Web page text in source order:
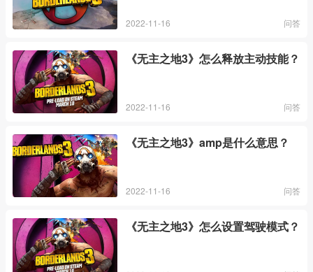
2022-11-16 问答
《无主之地3》怎么释放主动技能？
2022-11-16 问答
《无主之地3》amp是什么意思？
2022-11-16 问答
《无主之地3》怎么设置驾驶模式？